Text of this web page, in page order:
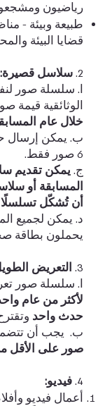
رياضيون
طبيعة وبيئة -
قضايا البيئة
2.سلاسل قصيرة:
ا. سلسلة صور
الوثائقية قيمة
خلال عام
6 صور فقط.
ج. يمكن تقديم
المسابقة أو
أن تُشكّل تسلسلًا
د. يمكن لجميع
يحملون بطاقة
3. التعريض
ا. سلسلة صور
لأكثر من عام
حدث واحد
ب. يجب أن تتضمن
صور على الأقل
4. فيديو: